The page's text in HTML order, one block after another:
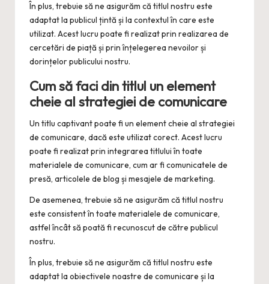
În plus, trebuie să ne asigurăm că titlul nostru este
adaptat la publicul țintă și la contextul în care este
utilizat. Acest lucru poate fi realizat prin realizarea de
cercetări de piață și prin înțelegerea nevoilor și
dorințelor publicului nostru.
Cum să faci din titlul un element
cheie al strategiei de comunicare
Un titlu captivant poate fi un element cheie al strategiei
de comunicare, dacă este utilizat corect. Acest lucru
poate fi realizat prin integrarea titlului în toate
materialele de comunicare, cum ar fi comunicatele de
presă, articolele de blog și mesajele de marketing.
De asemenea, trebuie să ne asigurăm că titlul nostru
este consistent în toate materialele de comunicare,
astfel încât să poată fi recunoscut de către publicul
nostru.
În plus, trebuie să ne asigurăm că titlul nostru este
adaptat la obiectivele noastre de comunicare și la